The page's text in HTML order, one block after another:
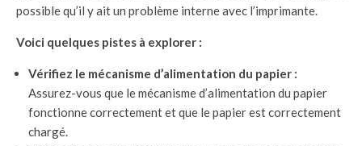
possible qu’il y ait un problème interne avec l’imprimante.
Voici quelques pistes à explorer :
Vérifiez le mécanisme d’alimentation du papier :
Assurez-vous que le mécanisme d’alimentation du papier
fonctionne correctement et que le papier est correctement
chargé.